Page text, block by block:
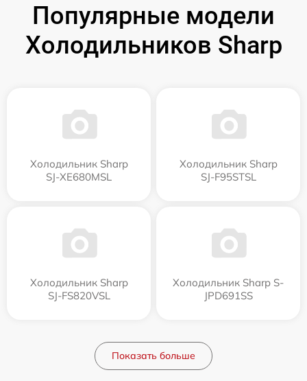
Популярные модели
Холодильников Sharp
Холодильник Sharp
SJ-XE680MSL
Холодильник Sharp
SJ-F95STSL
Холодильник Sharp
SJ-FS820VSL
Холодильник Sharp S-
JPD691SS
Показать больше